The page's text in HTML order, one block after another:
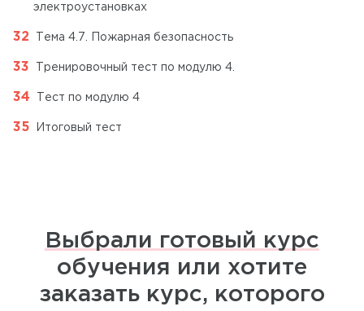
электроустановках
Тема 4.7. Пожарная безопасность
Тренировочный тест по модулю 4.
Тест по модулю 4
Итоговый тест
Выбрали готовый курс
обучения или хотите
заказать курс, которого